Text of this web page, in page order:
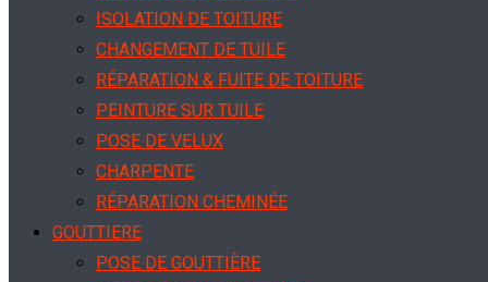
ISOLATION DE TOITURE
CHANGEMENT DE TUILE
RÉPARATION & FUITE DE TOITURE
PEINTURE SUR TUILE
POSE DE VELUX
CHARPENTE
RÉPARATION CHEMINÉE
GOUTTIERE
POSE DE GOUTTIÈRE